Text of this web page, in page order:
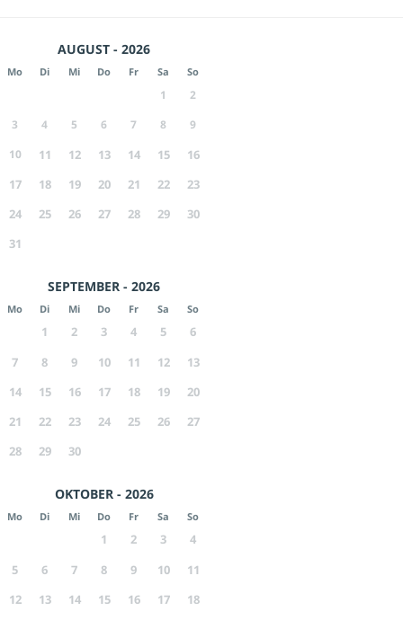
AUGUST - 2026
Mo Di Mi Do Fr Sa So
1
2
3
4 5 6 7 8
9
10
11 12 13 14 15
16
17
18 19 20 21 22
23
24
25 26 27 28 29
30
31
SEPTEMBER - 2026
Mo Di Mi Do Fr Sa So
1 2 3 4 5
6
7
8 9 10 11 12
13
14
15 16 17 18 19
20
21
22 23 24 25 26
27
28
29 30
OKTOBER - 2026
Mo Di Mi Do Fr Sa So
1 2 3
4
5
6 7 8 9 10
11
12
13 14 15 16 17
18